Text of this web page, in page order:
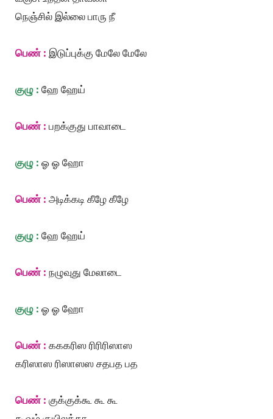
நெஞ்சில் இல்லை பாரு நீ
பெண் : இடுப்புக்கு மேலே மேலே
குழு : ஹே ஹேய்
பெண் : பறக்குது பாவாடை
குழு : ஓ ஓ ஹோ
பெண் : அடிக்கடி கீழே கீழே
குழு : ஹே ஹேய்
பெண் : நழுவுது மேலாடை
குழு : ஓ ஓ ஹோ
பெண் : கககரிஸ ரிரிரிஸாஸ
கரிஸாஸ ரிஸாஸஸ சதபத பத
பெண் : குக்குக்கூ கூ கூ